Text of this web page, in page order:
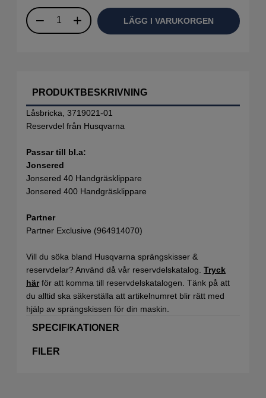
LÄGG I VARUKORGEN
PRODUKTBESKRIVNING
Låsbricka, 3719021-01
Reservdel från Husqvarna
Passar till bl.a:
Jonsered
Jonsered 40 Handgräsklippare
Jonsered 400 Handgräsklippare
Partner
Partner Exclusive (964914070)
Vill du söka bland Husqvarna sprängskisser &
reservdelar? Använd då vår reservdelskatalog. Tryck
härför att komma till reservdelskatalogen. Tänk på att
du alltid ska säkerställa att artikelnumret blir rätt med
hjälp av sprängskissen för din maskin.
SPECIFIKATIONER
FILER